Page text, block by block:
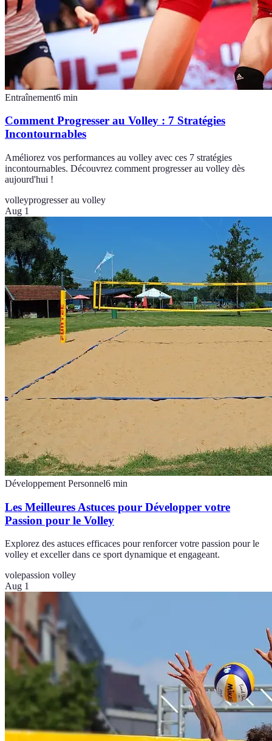
Entraînement6 min
Comment Progresser au Volley : 7 Stratégies
Incontournables
Améliorez vos performances au volley avec ces 7 stratégies
incontournables. Découvrez comment progresser au volley dès
aujourd'hui !
volleyprogresser au volley
Aug 1
Développement Personnel6 min
Les Meilleures Astuces pour Développer votre
Passion pour le Volley
Explorez des astuces efficaces pour renforcer votre passion pour le
volley et exceller dans ce sport dynamique et engageant.
volepassion volley
Aug 1